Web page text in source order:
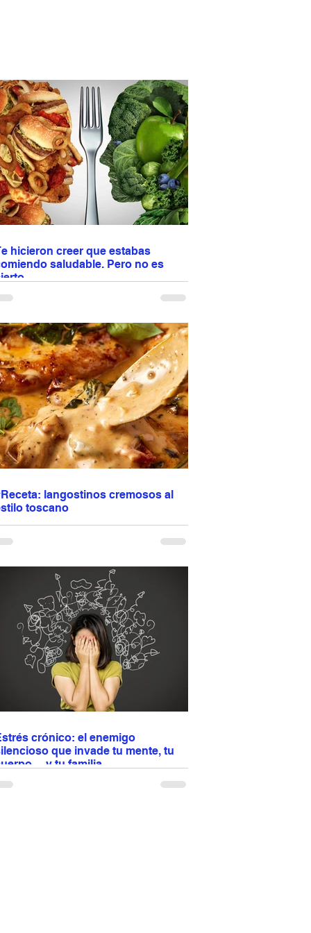
hicieron creer que estabas
saludable. Pero no es
enseñaron a confiar en etiquetas como
al marketing. Responde a lo que
cada día. Puedes estar delgado,
ejercicio y aun así no estar sano. La
no se construye con soluciones rápidas,
con hábitos consistentes. Comida real.
ultraprocesados. Más conciencia. La
es: ¿estás alimentando tu salud… o el
Programación de citas: escribir o
al 944 612 501
langostinos cremosos al
toscano
cremosos al estilo toscano 🦐🤍
dorados en una mezcla de aceite de
de crema, ajo, tomates deshidratados,
parmesano y hierbas italianas. La espinaca
aporta frescura y el vino blanco realza todos los
sabores. Una receta fácil pero elegante,
perfecta para lucirte sin complicarte, ideal para
acompañar con pasta, arroz o vegetales y
disfrutar en cualquier ocasión especial 🍽️✨
crónico: el enemigo
que invade tu mente, tu
y tu familia
estrés no se queda en tu cabeza: afecta tu